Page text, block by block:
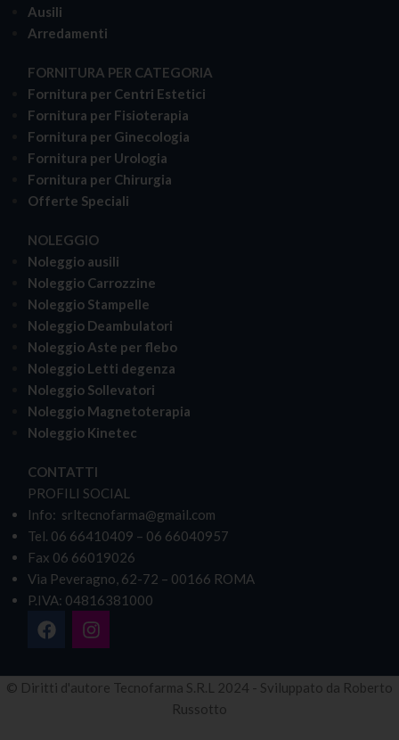
Ausili
Arredamenti
FORNITURA PER CATEGORIA
Fornitura per Centri Estetici
Fornitura per Fisioterapia
Fornitura per Ginecologia
Fornitura per Urologia
Fornitura per Chirurgia
Offerte Speciali
NOLEGGIO
Noleggio ausili
Noleggio Carrozzine
Noleggio Stampelle
Noleggio Deambulatori
Noleggio Aste per flebo
Noleggio Letti degenza
Noleggio Sollevatori
Noleggio Magnetoterapia
Noleggio Kinetec
CONTATTI
PROFILI SOCIAL
Info: srltecnofarma@gmail.com
Tel. 06 66410409 – 06 66040957
Fax 06 66019026
Via Peveragno, 62-72 – 00166 ROMA
P.IVA: 04816381000
© Diritti d'autore Tecnofarma S.R.L 2024 - Sviluppato da Roberto
Russotto